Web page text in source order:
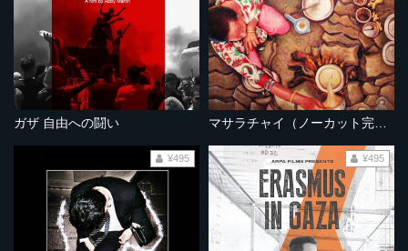
ガザ 自由への闘い
¥495 ¥495